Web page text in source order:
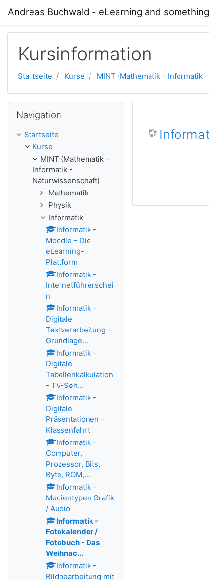
Andreas Buchwald - eLearning and
Kursinformation
Startseite Kurse MINT (Mathematik - Informatik
Navigation
Startseite
Kurse
MINT (Mathematik -
Informatik -
Naturwissenschaft)
Mathematik
Physik
Informatik
Informatik -
Moodle - Die
eLearning-
Plattform
Informatik -
Internetführerschei
n
Informatik -
Digitale
Textverarbeitung -
Grundlage...
Informatik -
Digitale
Tabellenkalkulation
- TV-Seh...
Informatik -
Digitale
Präsentationen -
Klassenfahrt
Informatik -
Computer,
Prozessor, Bits,
Byte, ROM,...
Informatik -
Medientypen Grafik
/ Audio
Informatik -
Fotokalender /
Fotobuch - Das
Weihnac...
Informatik -
Bildbearbeitung mit